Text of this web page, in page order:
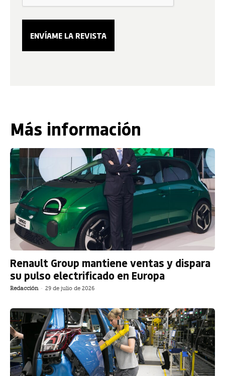
Más información
Renault Group mantiene ventas y dispara
su pulso electrificado en Europa
Redacción - 29 de julio de 2026